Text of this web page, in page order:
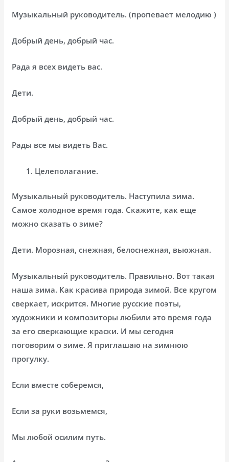
Музыкальный руководитель. (пропевает мелодию )
Добрый день, добрый час.
Рада я всех видеть вас.
Дети.
Добрый день, добрый час.
Рады все мы видеть Вас.
Целеполагание.
Музыкальный руководитель. Наступила зима.
Самое холодное время года. Скажите, как еще
можно сказать о зиме?
Дети. Морозная, снежная, белоснежная, вьюжная.
Музыкальный руководитель. Правильно. Вот такая
наша зима. Как красива природа зимой. Все кругом
сверкает, искрится. Многие русские поэты,
художники и композиторы любили это время года
за его сверкающие краски. И мы сегодня
поговорим о зиме. Я приглашаю на зимнюю
прогулку.
Если вместе соберемся,
Если за руки возьмемся,
Мы любой осилим путь.